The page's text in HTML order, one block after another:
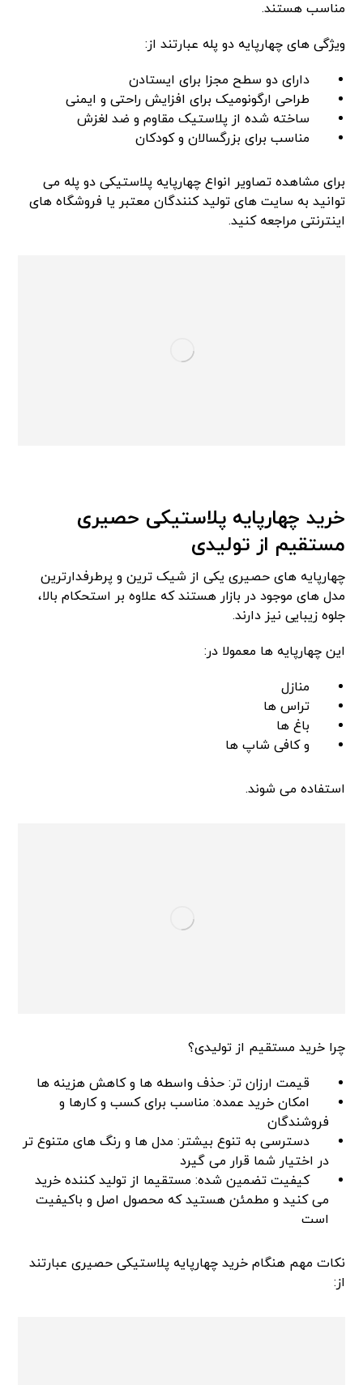
مناسب هستند.
ویژگی های چهارپایه دو پله عبارتند از:
دارای دو سطح مجزا برای ایستادن
طراحی ارگونومیک برای افزایش راحتی و ایمنی
ساخته شده از پلاستیک مقاوم و ضد لغزش
مناسب برای بزرگسالان و کودکان
برای مشاهده تصاویر انواع چهارپایه پلاستیکی دو پله می
توانید به سایت های تولید کنندگان معتبر یا فروشگاه های
اینترنتی مراجعه کنید.
خرید چهارپایه پلاستیکی حصیری
مستقیم از تولیدی
چهارپایه های حصیری یکی از شیک ترین و پرطرفدارترین
مدل های موجود در بازار هستند که علاوه بر استحکام بالا،
جلوه زیبایی نیز دارند.
این چهارپایه ها معمولا در:
منازل
تراس ها
باغ ها
و کافی شاپ ها
استفاده می شوند.
چرا خرید مستقیم از تولیدی؟
قیمت ارزان تر: حذف واسطه ها و کاهش هزینه ها
امکان خرید عمده: مناسب برای کسب و کارها و
فروشندگان
دسترسی به تنوع بیشتر: مدل ها و رنگ های متنوع تر
در اختیار شما قرار می گیرد
کیفیت تضمین شده: مستقیما از تولید کننده خرید
می کنید و مطمئن هستید که محصول اصل و باکیفیت
است
نکات مهم هنگام خرید چهارپایه پلاستیکی حصیری عبارتند
از: